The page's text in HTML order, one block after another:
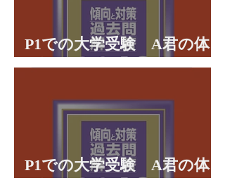
P1での大学受験 A君の体
験談パート２
P1での大学受験 A君の体